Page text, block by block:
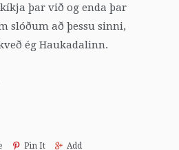
þar við og enda þar
slóðum að þessu sinni,
ég Haukadalinn.
Pin It Add